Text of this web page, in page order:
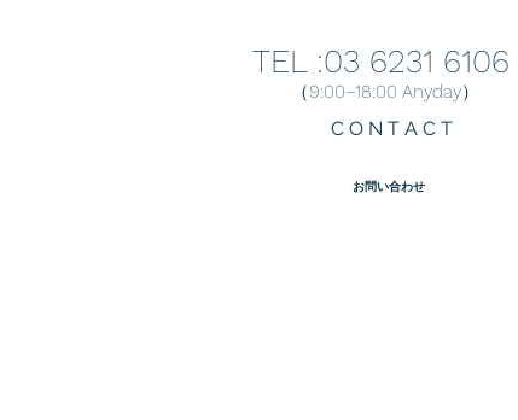
TEL :03 6231 6106
（9:00−18:00 Anyday）
C O N T A C T
​お問い合わせ